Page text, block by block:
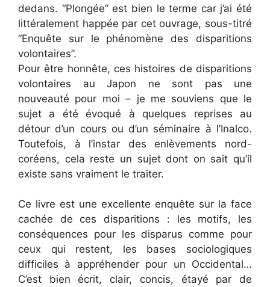
dedans. “Plongée” est bien le terme car j’ai été
littéralement happée par cet ouvrage, sous-titré
“Enquête sur le phénomène des disparitions
volontaires”.
Pour être honnête, ces histoires de disparitions
volontaires au Japon ne sont pas une
nouveauté pour moi – je me souviens que le
sujet a été évoqué à quelques reprises au
détour d’un cours ou d’un séminaire à l’Inalco.
Toutefois, à l’instar des enlèvements nord-
coréens, cela reste un sujet dont on sait qu’il
existe sans vraiment le traiter.
Ce livre est une excellente enquête sur la face
cachée de ces disparitions : les motifs, les
conséquences pour les disparus comme pour
ceux qui restent, les bases sociologiques
difficiles à appréhender pour un Occidental…
C’est bien écrit, clair, concis, étayé par de